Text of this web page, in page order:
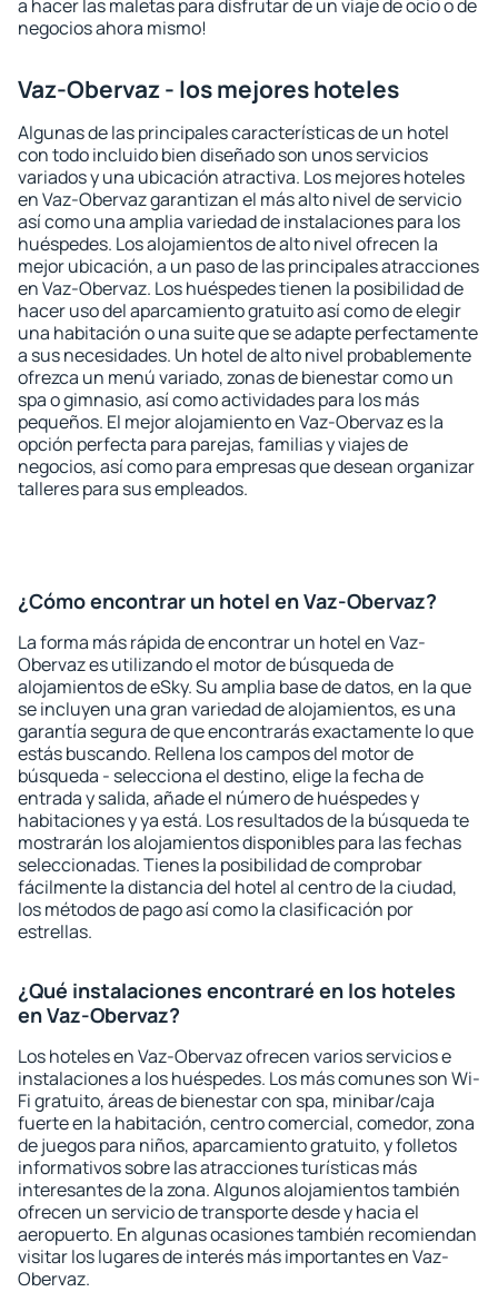
a hacer las maletas para disfrutar de un viaje de ocio o de
negocios ahora mismo!
Vaz-Obervaz - los mejores hoteles
Algunas de las principales características de un hotel
con todo incluido bien diseñado son unos servicios
variados y una ubicación atractiva. Los mejores hoteles
en Vaz-Obervaz garantizan el más alto nivel de servicio
así como una amplia variedad de instalaciones para los
huéspedes. Los alojamientos de alto nivel ofrecen la
mejor ubicación, a un paso de las principales atracciones
en Vaz-Obervaz. Los huéspedes tienen la posibilidad de
hacer uso del aparcamiento gratuito así como de elegir
una habitación o una suite que se adapte perfectamente
a sus necesidades. Un hotel de alto nivel probablemente
ofrezca un menú variado, zonas de bienestar como un
spa o gimnasio, así como actividades para los más
pequeños. El mejor alojamiento en Vaz-Obervaz es la
opción perfecta para parejas, familias y viajes de
negocios, así como para empresas que desean organizar
talleres para sus empleados.
¿Cómo encontrar un hotel en Vaz-Obervaz?
La forma más rápida de encontrar un hotel en Vaz-
Obervaz es utilizando el motor de búsqueda de
alojamientos de eSky. Su amplia base de datos, en la que
se incluyen una gran variedad de alojamientos, es una
garantía segura de que encontrarás exactamente lo que
estás buscando. Rellena los campos del motor de
búsqueda - selecciona el destino, elige la fecha de
entrada y salida, añade el número de huéspedes y
habitaciones y ya está. Los resultados de la búsqueda te
mostrarán los alojamientos disponibles para las fechas
seleccionadas. Tienes la posibilidad de comprobar
fácilmente la distancia del hotel al centro de la ciudad,
los métodos de pago así como la clasificación por
estrellas.
¿Qué instalaciones encontraré en los hoteles
en Vaz-Obervaz?
Los hoteles en Vaz-Obervaz ofrecen varios servicios e
instalaciones a los huéspedes. Los más comunes son Wi-
Fi gratuito, áreas de bienestar con spa, minibar/caja
fuerte en la habitación, centro comercial, comedor, zona
de juegos para niños, aparcamiento gratuito, y folletos
informativos sobre las atracciones turísticas más
interesantes de la zona. Algunos alojamientos también
ofrecen un servicio de transporte desde y hacia el
aeropuerto. En algunas ocasiones también recomiendan
visitar los lugares de interés más importantes en Vaz-
Obervaz.